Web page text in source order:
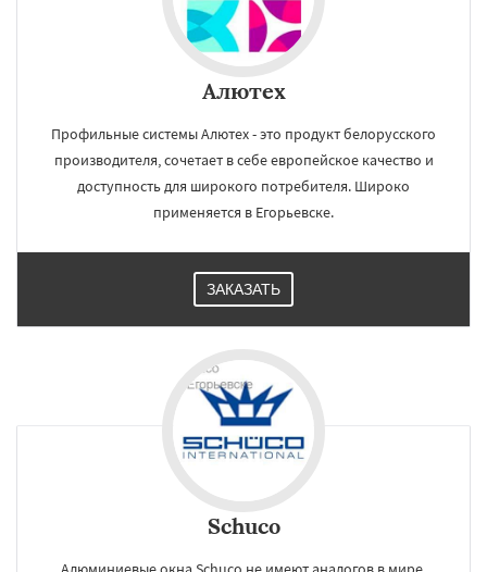
Алютех
Профильные системы Алютех - это продукт белорусского
производителя, сочетает в себе европейское качество и
доступность для широкого потребителя. Широко
применяется в Егорьевске.
ЗАКАЗАТЬ
Schuco